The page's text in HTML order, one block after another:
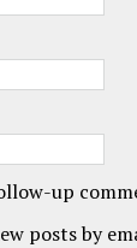
up
posts by